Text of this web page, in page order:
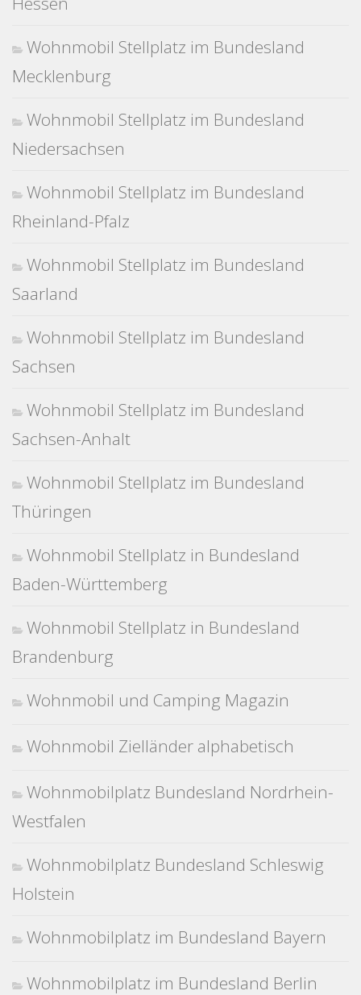
Wohnmobil Stellplatz im Bundesland
Mecklenburg
Wohnmobil Stellplatz im Bundesland
Niedersachsen
Wohnmobil Stellplatz im Bundesland
Rheinland-Pfalz
Wohnmobil Stellplatz im Bundesland
Saarland
Wohnmobil Stellplatz im Bundesland
Sachsen
Wohnmobil Stellplatz im Bundesland
Sachsen-Anhalt
Wohnmobil Stellplatz im Bundesland
Thüringen
Wohnmobil Stellplatz in Bundesland
Baden-Württemberg
Wohnmobil Stellplatz in Bundesland
Brandenburg
Wohnmobil und Camping Magazin
Wohnmobil Zielländer alphabetisch
Wohnmobilplatz Bundesland Nordrhein-
Westfalen
Wohnmobilplatz Bundesland Schleswig
Holstein
Wohnmobilplatz im Bundesland Bayern
Wohnmobilplatz im Bundesland Berlin